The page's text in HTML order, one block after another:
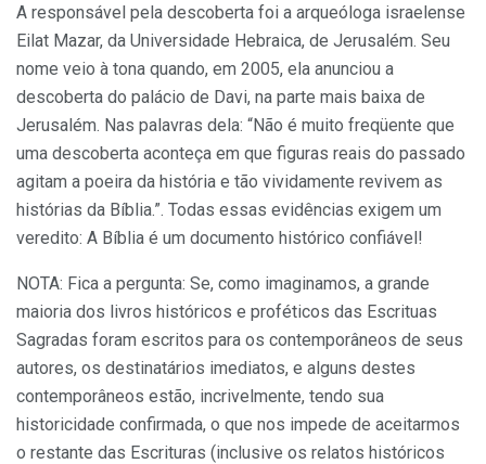
A responsável pela descoberta foi a arqueóloga israelense
Eilat Mazar, da Universidade Hebraica, de Jerusalém. Seu
nome veio à tona quando, em 2005, ela anunciou a
descoberta do palácio de Davi, na parte mais baixa de
Jerusalém. Nas palavras dela: “Não é muito freqüente que
uma descoberta aconteça em que figuras reais do passado
agitam a poeira da história e tão vividamente revivem as
histórias da Bíblia.”. Todas essas evidências exigem um
veredito: A Bíblia é um documento histórico confiável!
NOTA: Fica a pergunta: Se, como imaginamos, a grande
maioria dos livros históricos e proféticos das Escrituas
Sagradas foram escritos para os contemporâneos de seus
autores, os destinatários imediatos, e alguns destes
contemporâneos estão, incrivelmente, tendo sua
historicidade confirmada, o que nos impede de aceitarmos
o restante das Escrituras (inclusive os relatos históricos